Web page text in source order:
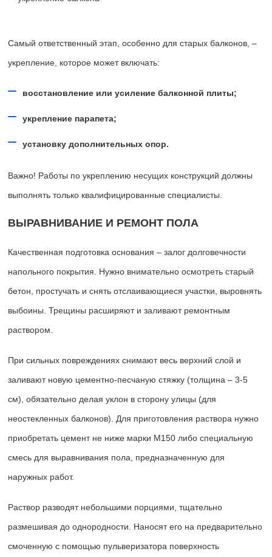
Самый ответственный этап, особенно для старых балконов, –
укрепление, которое может включать:
восстановление или усиление балконной плиты;
укрепление парапета;
установку дополнительных опор.
Важно! Работы по укреплению несущих конструкций должны
выполнять только квалифицированные специалисты.
ВЫРАВНИВАНИЕ И РЕМОНТ ПОЛА
Качественная подготовка основания – залог долговечности
напольного покрытия. Нужно внимательно осмотреть старый
бетон, простучать и снять отслаивающиеся участки, выровнять
выбоины. Трещины расширяют и заливают ремонтным
раствором.
При сильных повреждениях снимают весь верхний слой и
заливают новую цементно-песчаную стяжку (толщина – 3-5
см), обязательно делая уклон в сторону улицы (для
неостекленных балконов). Для приготовления раствора нужно
приобретать цемент не ниже марки М150 либо специальную
смесь для выравнивания пола, предназначенную для
наружных работ.
Раствор разводят небольшими порциями, тщательно
размешивая до однородности. Наносят его на предварительно
смоченную с помощью пульверизатора поверхность